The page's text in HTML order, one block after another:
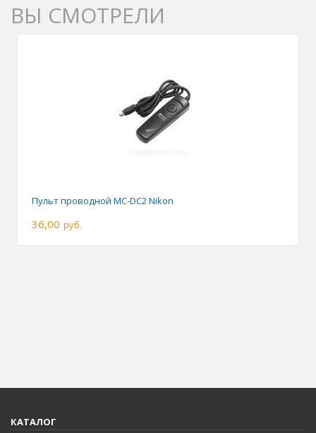
ВЫ СМОТРЕЛИ
Пульт проводной MC-DC2 Nikon
36,00 руб.
КАТАЛОГ